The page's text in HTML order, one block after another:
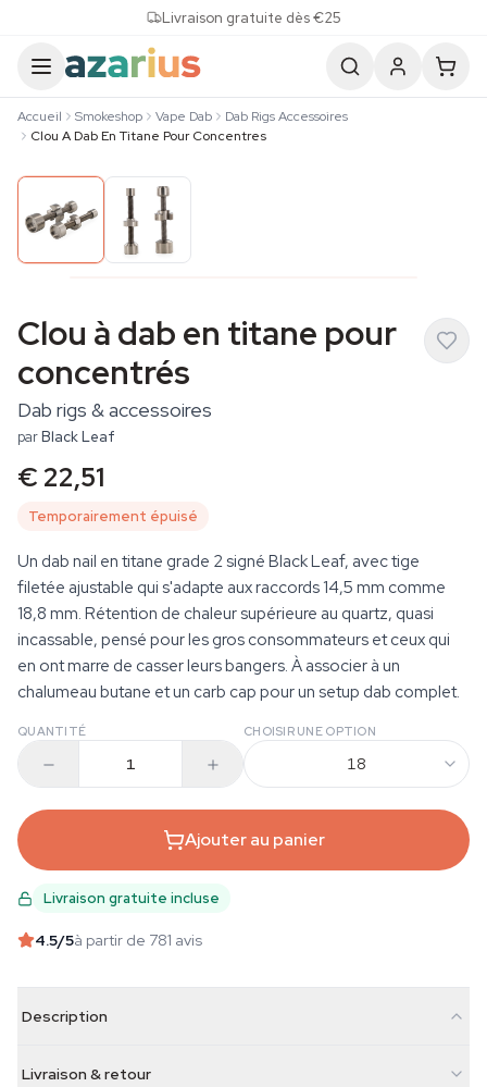
Livraison gratuite dès €25
Accueil Smokeshop Vape Dab
Dab Rigs Accessoires
Clou A Dab En Titane Pour Concentres
Clou à dab en titane pour
concentrés
Dab rigs & accessoires
parBlack Leaf
€ 22,51
Temporairement épuisé
Un dab nail en titane grade 2 signé Black Leaf, avec tige
filetée ajustable qui s'adapte aux raccords 14,5 mm comme
18,8 mm. Rétention de chaleur supérieure au quartz, quasi
incassable, pensé pour les gros consommateurs et ceux qui
en ont marre de casser leurs bangers. À associer à un
chalumeau butane et un carb cap pour un setup dab complet.
QUANTITÉ CHOISIR UNE OPTION
18
Ajouter au panier
Livraison gratuite incluse
4.5/5à partir de 781 avis
Description
Livraison & retour